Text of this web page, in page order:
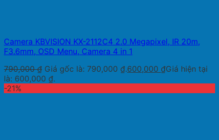
Camera KBVISION KX-2112C4 2.0 Megapixel, IR 20m,
F3.6mm, OSD Menu, Camera 4 in 1
790,000₫ Giá gốc là: 790,000 ₫.600,000 ₫Giá hiện tại
là: 600,000 ₫.
-21%